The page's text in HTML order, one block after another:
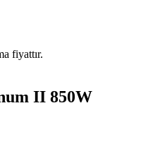
fiyattır.
II 850W